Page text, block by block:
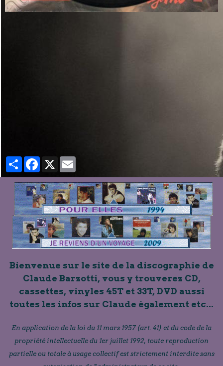
PartagerFacebook
X
Bienvenue sur le site de la discographie de
Claude Barzotti, vous y trouverez CD,
cassettes, vinyles 45T et 33T, DVD aussi
toutes les infos sur Claude également etc...
En application de la loi du 11 mars 1957 (art. 41) et du code de la
propriété intellectuelle du 1er juillet 1992, toute reproduction
partielle ou totale à usage collectif est strictement interdite sans